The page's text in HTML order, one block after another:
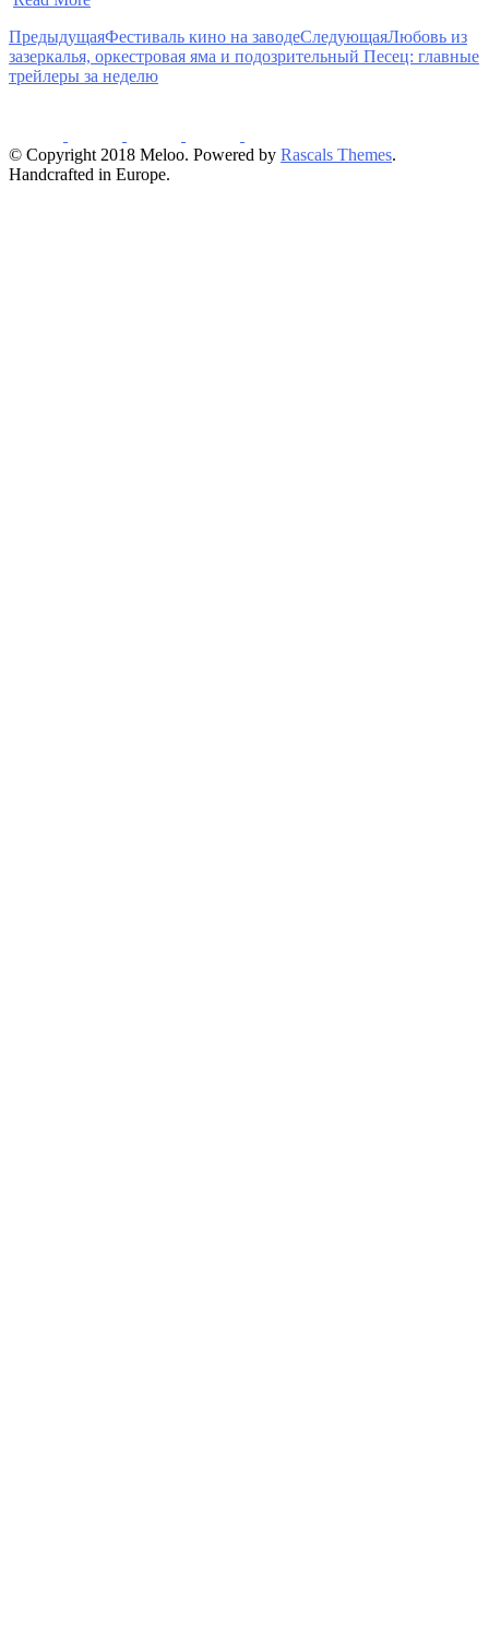
ПредыдущаяФестиваль кино на заводеСледующаяЛюбовь из
зазеркалья, оркестровая яма и подозрительный Песец: главные
трейлеры за неделю
© Copyright 2018 Meloo. Powered by Rascals Themes.
Handcrafted in Europe.